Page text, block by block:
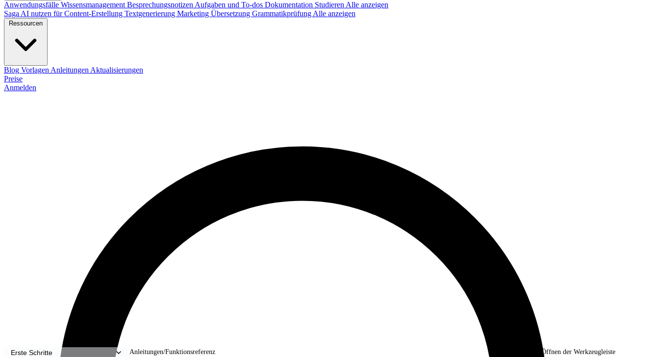
Anwendungsfälle Wissensmanagement Besprechungsnotizen Aufgaben und To-dos Dokumentation Studieren Alle anzeigen
Saga AI nutzen fürContent-Erstellung Textgenerierung Marketing Übersetzung Grammatikprüfung Alle anzeigen
Blog Vorlagen Anleitungen Aktualisierungen
Preise
Anmelden
Erste Schritte
Anleitungen/Funktionsreferenz
Öffnen der Werkzeugleiste